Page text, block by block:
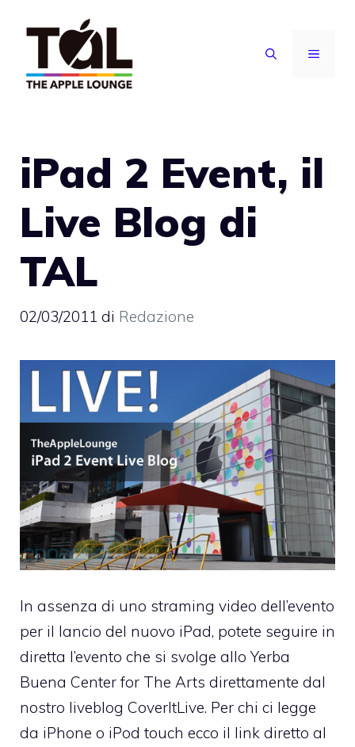
contenuto
MENU
iPad 2 Event, il
Live Blog di
TAL
02/03/2011 di Redazione
In assenza di uno straming video dell’evento
per il lancio del nuovo iPad, potete seguire in
diretta l’evento che si svolge allo Yerba
Buena Center for The Arts direttamente dal
nostro liveblog CoverItLive. Per chi ci legge
da iPhone o iPod touch ecco il link diretto al